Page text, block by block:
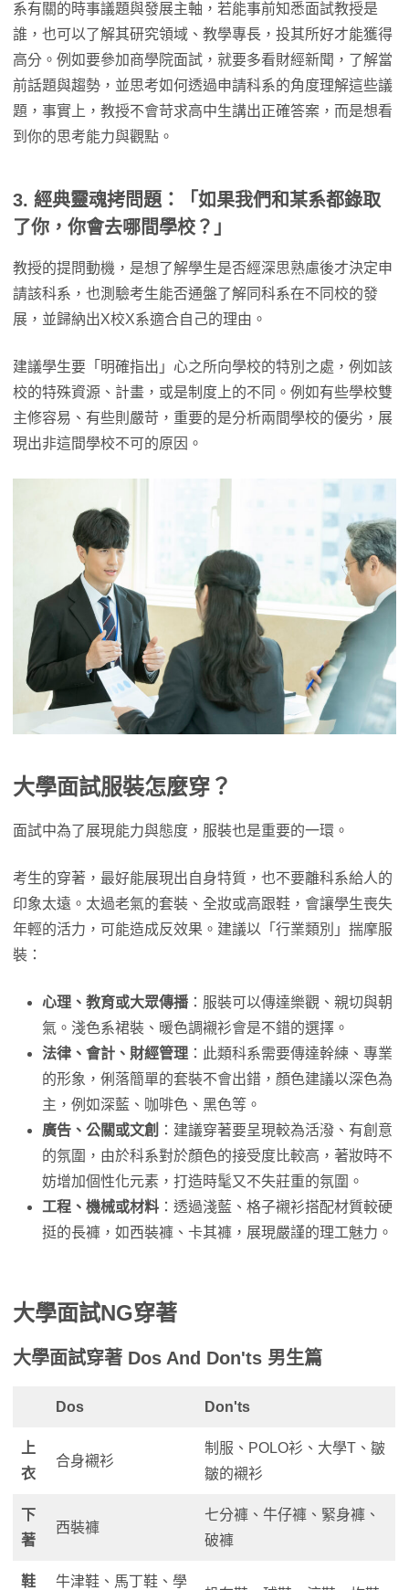
系有關的時事議題與發展主軸，若能事前知悉面試教授是
誰，也可以了解其研究領域、教學專長，投其所好才能獲得
高分。例如要參加商學院面試，就要多看財經新聞，了解當
前話題與趨勢，並思考如何透過申請科系的角度理解這些議
題，事實上，教授不會苛求高中生講出正確答案，而是想看
到你的思考能力與觀點。
3. 經典靈魂拷問題：「如果我們和某系都錄取
了你，你會去哪間學校？」
教授的提問動機，是想了解學生是否經深思熟慮後才決定申
請該科系，也測驗考生能否通盤了解同科系在不同校的發
展，並歸納出X校X系適合自己的理由。
建議學生要「明確指出」心之所向學校的特別之處，例如該
校的特殊資源、計畫，或是制度上的不同。例如有些學校雙
主修容易、有些則嚴苛，重要的是分析兩間學校的優劣，展
現出非這間學校不可的原因。
大學面試服裝怎麼穿？
面試中為了展現能力與態度，服裝也是重要的一環。
考生的穿著，最好能展現出自身特質，也不要離科系給人的
印象太遠。太過老氣的套裝、全妝或高跟鞋，會讓學生喪失
年輕的活力，可能造成反效果。建議以「行業類別」揣摩服
裝：
心理、教育或大眾傳播 ：服裝可以傳達樂觀、親切與朝
氣。淺色系裙裝、暖色調襯衫會是不錯的選擇。
法律、會計、財經管理 ：此類科系需要傳達幹練、專業
的形象，俐落簡單的套裝不會出錯，顏色建議以深色為
主，例如深藍、咖啡色、黑色等。
廣告、公關或文創 ：建議穿著要呈現較為活潑、有創意
的氛圍，由於科系對於顏色的接受度比較高，著妝時不
妨增加個性化元素，打造時髦又不失莊重的氛圍。
工程、機械或材料 ：透過淺藍、格子襯衫搭配材質較硬
挺的長褲，如西裝褲、卡其褲，展現嚴謹的理工魅力。
大學面試NG穿著
大學面試穿著 Dos And Don'ts 男生篇
Dos Don'ts
上
衣
合身襯衫
制服、POLO衫、大學T、皺
皺的襯衫
下
著
西裝褲
七分褲、牛仔褲、緊身褲、
破褲
鞋
牛津鞋、馬丁鞋、學